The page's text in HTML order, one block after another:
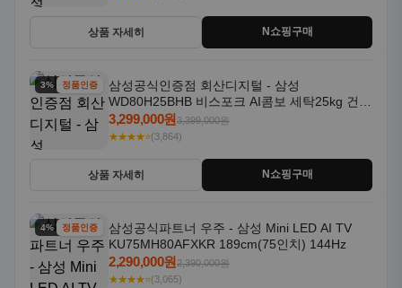
상품 자세히 N쇼핑구매
3% 할인정품인증
삼성공식인증점 회산디지털 - 삼성
WD80H25BHB 비스포크 AI콤보 세탁25kg 건조
18kg 26년형 일체형 1등급
3,299,000원3,399,000원
★★★★⭐(3,864)
상품 자세히 N쇼핑구매
4% 할인정품인증
삼성공식파트너 우주 - 삼성 Mini LED AI TV
KU75MH80AFXKR 189cm(75인치) 144Hz
2,290,000원2,390,000원
★★★★⭐(3,065)